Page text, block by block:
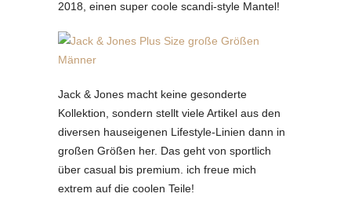
2018, einen super coole scandi-style Mantel!
Jack & Jones macht keine gesonderte
Kollektion, sondern stellt viele Artikel aus den
diversen hauseigenen Lifestyle-Linien dann in
großen Größen her. Das geht von sportlich
über casual bis premium. ich freue mich
extrem auf die coolen Teile!